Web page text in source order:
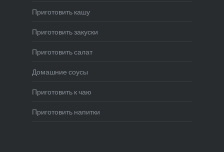
Приготовить кашу
Приготовить закуски
Приготовить салат
Домашние соусы
Приготовить к чаю
Приготовить напитки